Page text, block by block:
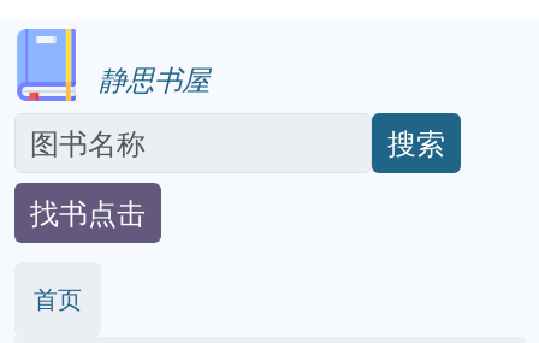
静思书屋
搜索
找书点击
首页